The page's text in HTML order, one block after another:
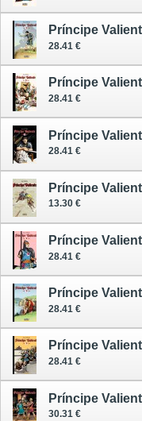
Príncipe
28.41 €
Príncipe
28.41 €
Príncipe
28.41 €
Príncipe
13.30 €
Príncipe
28.41 €
Príncipe
28.41 €
Príncipe
28.41 €
Príncipe
30.31 €